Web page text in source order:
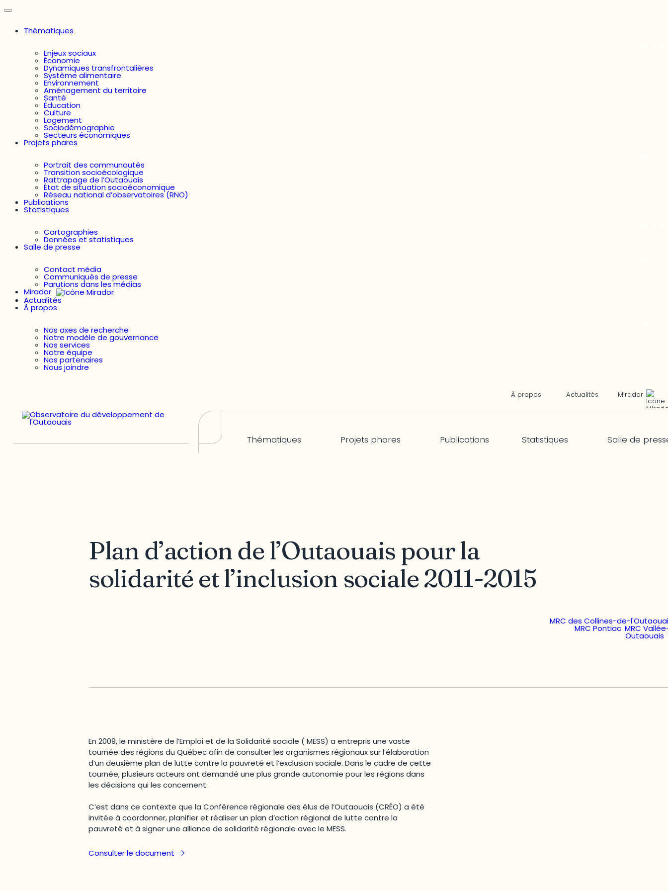
Thématiques
Enjeux sociaux
Économie
Dynamiques transfrontalières
Système alimentaire
Environnement
Aménagement du territoire
Santé
Éducation
Culture
Logement
Sociodémographie
Secteurs économiques
Projets phares
Portrait des communautés
Transition socioécologique
Rattrapage de l’Outaouais
État de situation socioéconomique
Réseau national d’observatoires (RNO)
Publications
Statistiques
Cartographies
Données et statistiques
Salle de presse
Contact média
Communiqués de presse
Parutions dans les médias
Mirador
Actualités
À propos
Nos axes de recherche
Notre modèle de gouvernance
Nos services
Notre équipe
Nos partenaires
Nous joindre
À propos Actualités Mirador
Thématiques Projets phares Publications Statistiques Salle de
Plan d’action de l’Outaouais pour la
solidarité et l’inclusion sociale 2011-2015
MRC des Collines-de-
MRC Pontiac, MRC
Outaouais
En 2009, le ministère de l’Emploi et de la Solidarité sociale ( MESS) a entrepris une vaste
tournée des régions du Québec afin de consulter les organismes régionaux sur l’élaboration
d’un deuxième plan de lutte contre la pauvreté et l’exclusion sociale. Dans le cadre de cette
tournée, plusieurs acteurs ont demandé une plus grande autonomie pour les régions dans
les décisions qui les concernent.
C’est dans ce contexte que la Conférence régionale des élus de l’Outaouais (CRÉO) a été
invitée à coordonner, planifier et réaliser un plan d’action régional de lutte contre la
pauvreté et à signer une alliance de solidarité régionale avec le MESS.
Consulter le document